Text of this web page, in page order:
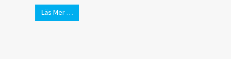
Läs Mer …